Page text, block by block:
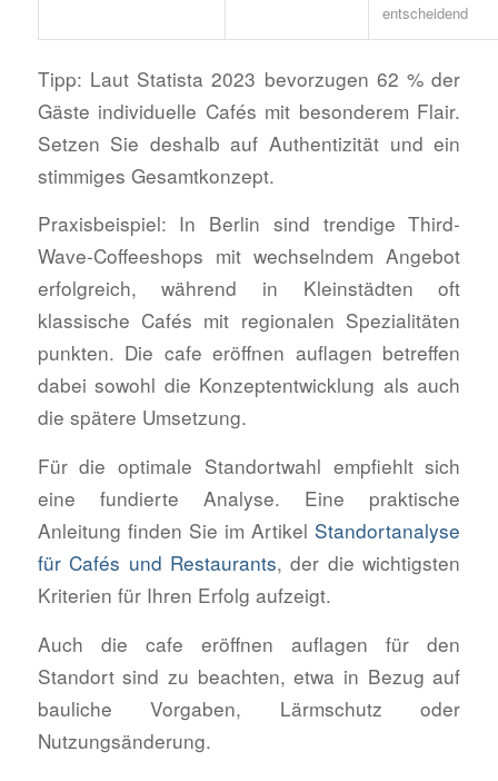
entscheidend
Tipp: Laut Statista 2023 bevorzugen 62 % der
Gäste individuelle Cafés mit besonderem Flair.
Setzen Sie deshalb auf Authentizität und ein
stimmiges Gesamtkonzept.
Praxisbeispiel: In Berlin sind trendige Third-
Wave-Coffeeshops mit wechselndem Angebot
erfolgreich, während in Kleinstädten oft
klassische Cafés mit regionalen Spezialitäten
punkten. Die cafe eröffnen auflagen betreffen
dabei sowohl die Konzeptentwicklung als auch
die spätere Umsetzung.
Für die optimale Standortwahl empfiehlt sich
eine fundierte Analyse. Eine praktische
Anleitung finden Sie im Artikel Standortanalyse
für Cafés und Restaurants, der die wichtigsten
Kriterien für Ihren Erfolg aufzeigt.
Auch die cafe eröffnen auflagen für den
Standort sind zu beachten, etwa in Bezug auf
bauliche Vorgaben, Lärmschutz oder
Nutzungsänderung.